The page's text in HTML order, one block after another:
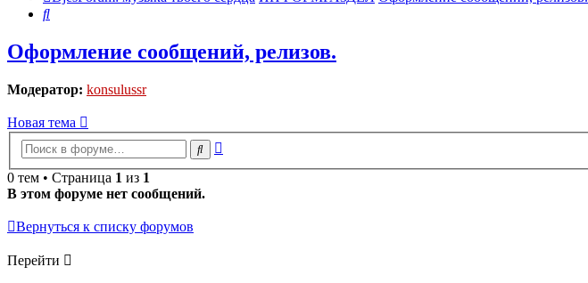
Поиск
Оформление сообщений, релизов.
Модератор: konsulussr
Новая тема
Поиск
0 тем • Страница 1 из 1
В этом форуме нет сообщений.
Вернуться к списку форумов
Перейти